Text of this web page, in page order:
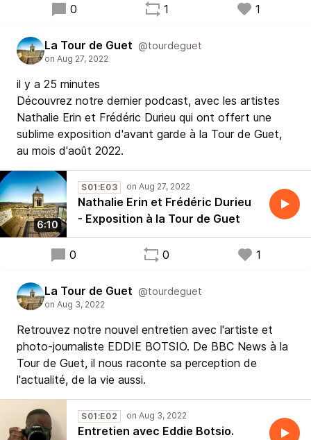
0 1 1
La Tour de Guet @tourdeguet
il y a 25 minutes
Découvrez notre dernier podcast, avec les artistes
Nathalie Erin et Frédéric Durieu qui ont offert une
sublime exposition d'avant garde à la Tour de Guet,
au mois d'août 2022.
6:10
S01:E03
Nathalie Erin et Frédéric Durieu
- Exposition à la Tour de Guet
0 0 1
La Tour de Guet @tourdeguet
Retrouvez notre nouvel entretien avec l'artiste et
photo-journaliste EDDIE BOTSIO. De BBC News à la
Tour de Guet, il nous raconte sa perception de
l'actualité, de la vie aussi.
S01:E02
Entretien avec Eddie Botsio.